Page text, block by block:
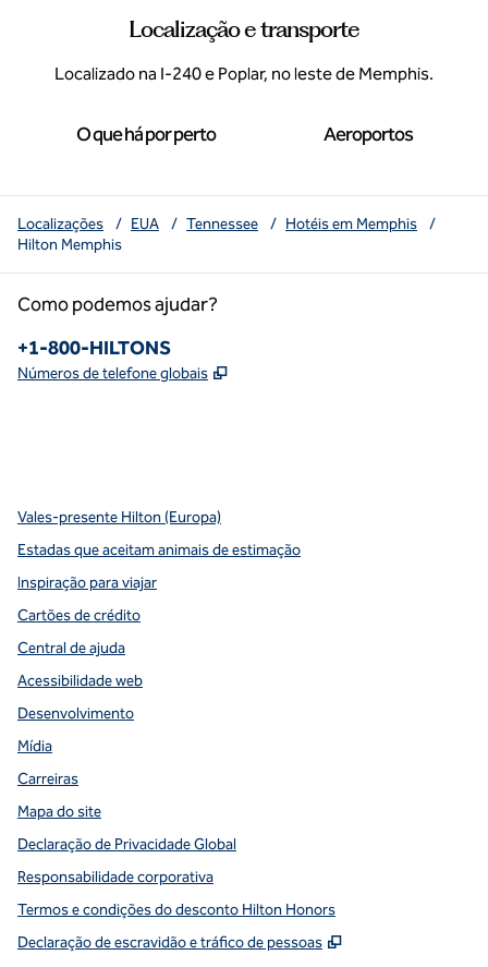
Localização e transporte
Localizado na I-240 e Poplar, no leste de Memphis.
O que há por perto Aeroportos
Localizações / EUA / Tennessee / Hotéis em Memphis
/
Hilton Memphis
Como podemos ajudar?
Telefone:
+1-800-HILTONS
Números de telefone globais ,
Vales-presente Hilton (Europa)
Estadas que aceitam animais de estimação
Inspiração para viajar
Cartões de crédito
Central de ajuda
Acessibilidade web
Desenvolvimento
Mídia
Carreiras
Mapa do site
Declaração de Privacidade Global
Responsabilidade corporativa
Termos e condições do desconto Hilton Honors
Declaração de escravidão e tráfico de pessoas
,